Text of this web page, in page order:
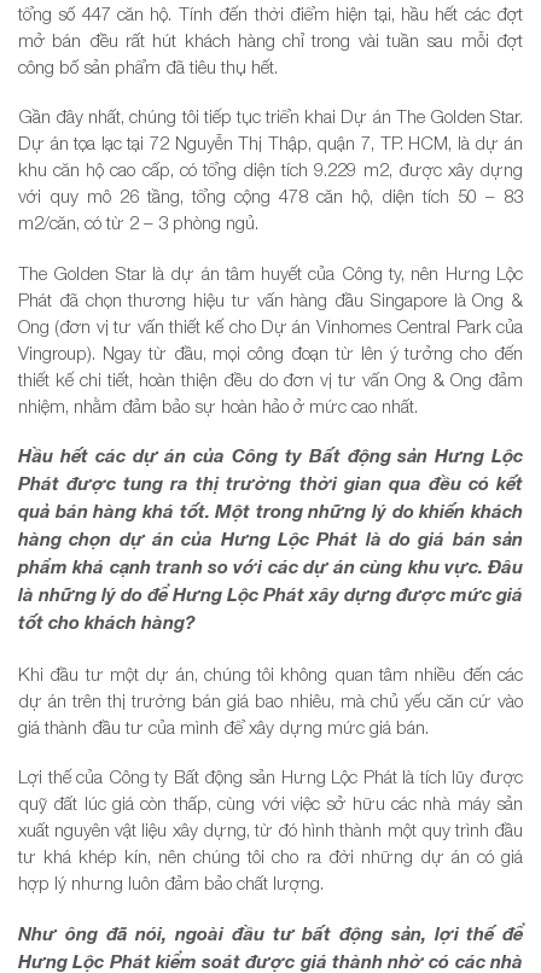
tổng số 447 căn hộ. Tính đến thời điểm hiện tại, hầu hết các đợt
mở bán đều rất hút khách hàng chỉ trong vài tuần sau mỗi đợt
công bố sản phẩm đã tiêu thụ hết.
Gần đây nhất, chúng tôi tiếp tục triển khai Dự án The Golden Star.
Dự án tọa lạc tại 72 Nguyễn Thị Thập, quận 7, TP. HCM, là dự án
khu căn hộ cao cấp, có tổng diện tích 9.229 m2, được xây dựng
với quy mô 26 tầng, tổng cộng 478 căn hộ, diện tích 50 – 83
m2/căn, có từ 2 – 3 phòng ngủ.
The Golden Star là dự án tâm huyết của Công ty, nên Hưng Lộc
Phát đã chọn thương hiệu tư vấn hàng đầu Singapore là Ong &
Ong (đơn vị tư vấn thiết kế cho Dự án Vinhomes Central Park của
Vingroup). Ngay từ đầu, mọi công đoạn từ lên ý tưởng cho đến
thiết kế chi tiết, hoàn thiện đều do đơn vị tư vấn Ong & Ong đảm
nhiệm, nhằm đảm bảo sự hoàn hảo ở mức cao nhất.
Hầu hết các dự án của Công ty Bất động sản Hưng Lộc
Phát được tung ra thị trường thời gian qua đều có kết
quả bán hàng khá tốt. Một trong những lý do khiến khách
hàng chọn dự án của Hưng Lộc Phát là do giá bán sản
phẩm khá cạnh tranh so với các dự án cùng khu vực. Đâu
là những lý do để Hưng Lộc Phát xây dựng được mức giá
tốt cho khách hàng?
Khi đầu tư một dự án, chúng tôi không quan tâm nhiều đến các
dự án trên thị trường bán giá bao nhiêu, mà chủ yếu căn cứ vào
giá thành đầu tư của mình để xây dựng mức giá bán.
Lợi thế của Công ty Bất động sản Hưng Lộc Phát là tích lũy được
quỹ đất lúc giá còn thấp, cùng với việc sở hữu các nhà máy sản
xuất nguyên vật liệu xây dựng, từ đó hình thành một quy trình đầu
tư khá khép kín, nên chúng tôi cho ra đời những dự án có giá
hợp lý nhưng luôn đảm bảo chất lượng.
Như ông đã nói, ngoài đầu tư bất động sản, lợi thế để
Hưng Lộc Phát kiểm soát được giá thành nhờ có các nhà